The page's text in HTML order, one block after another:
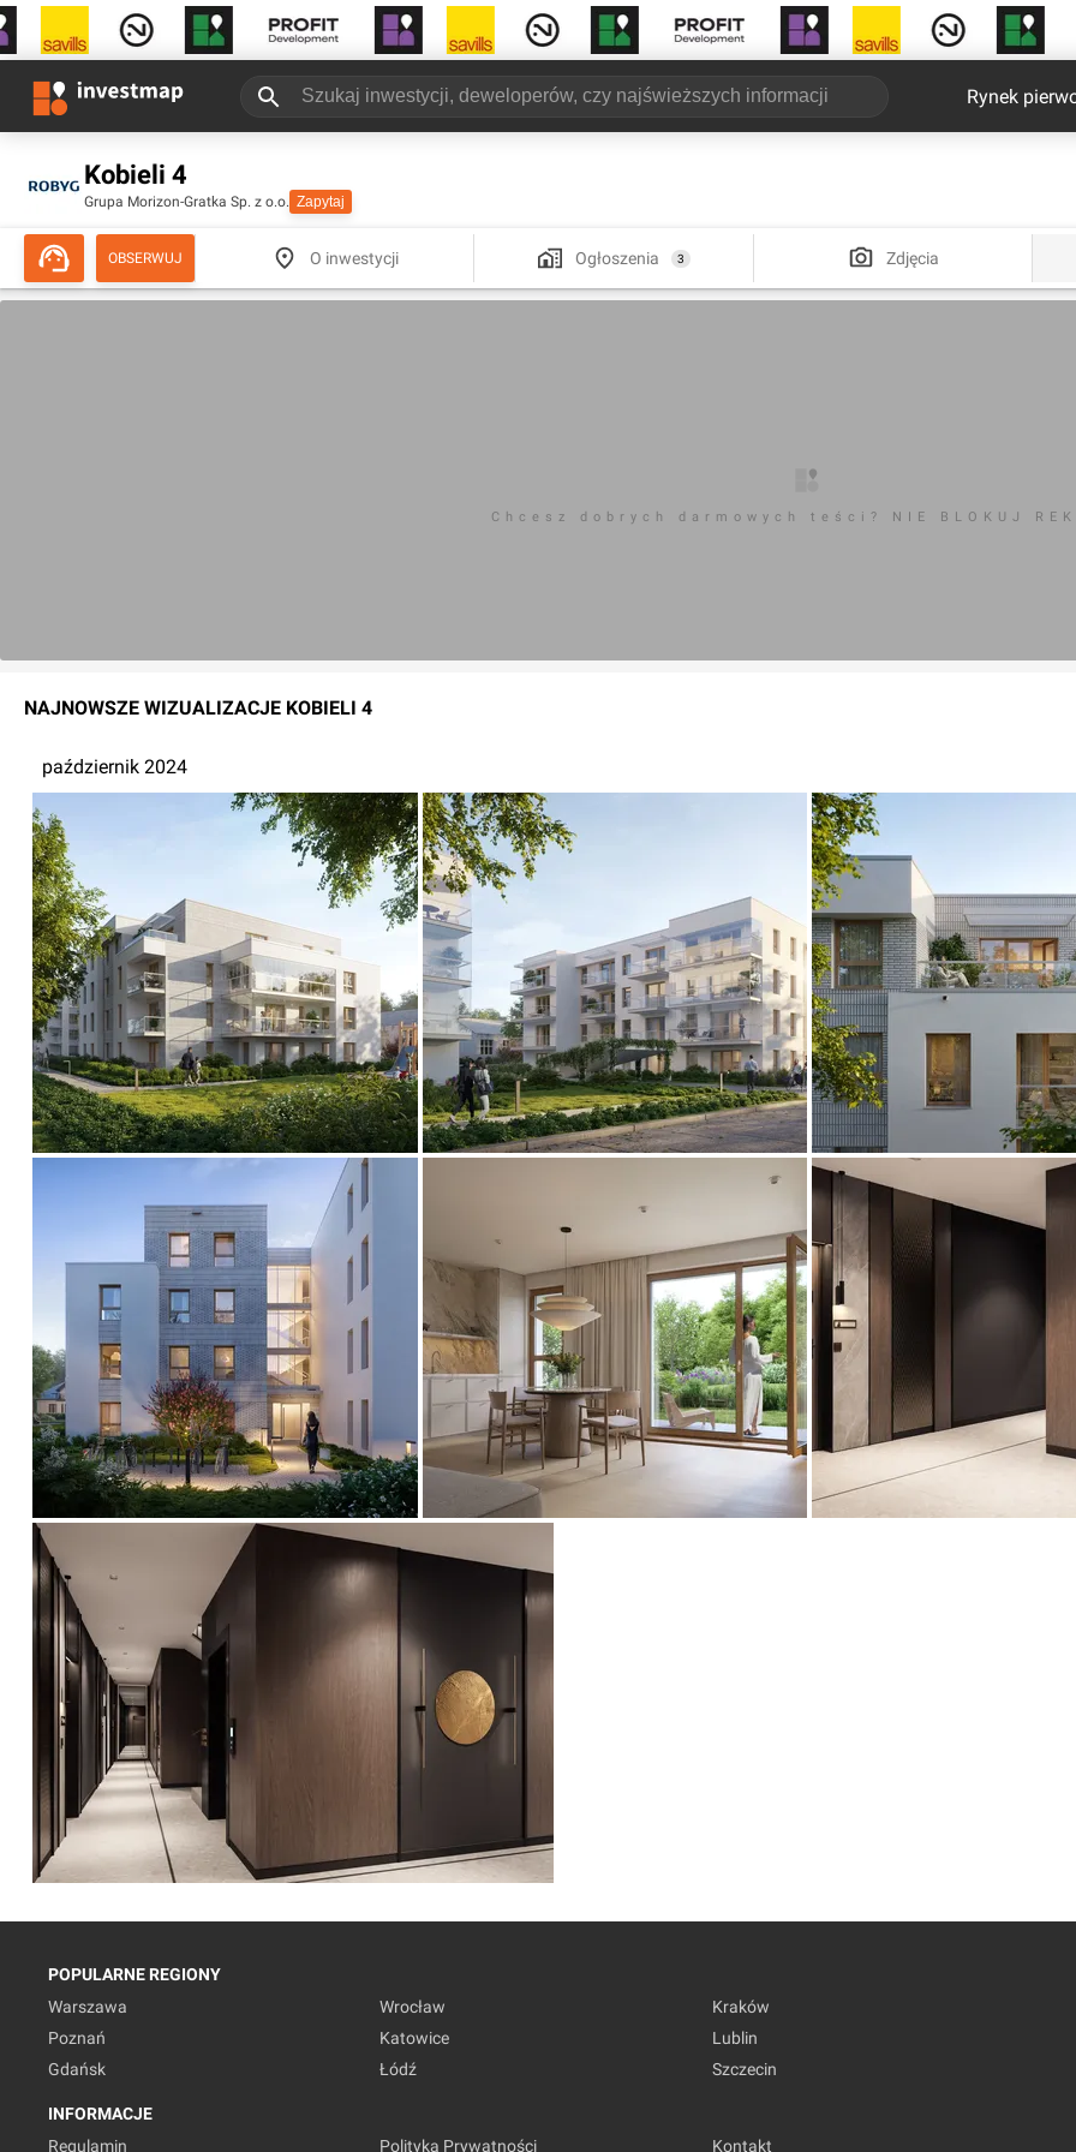
Rynek
Kobieli 4
Grupa Morizon-Gratka Sp. z o.o. Zapytaj
OBSERWUJ O inwestycji Ogłoszenia 3 Zdjęcia
Chcesz dobrych darmowych teści? NIE BLOKUJ
NAJNOWSZE WIZUALIZACJE KOBIELI 4
październik 2024
POPULARNE REGIONY
Warszawa
Wrocław
Kraków
Poznań
Katowice
Lublin
Gdańsk
Łódź Szczecin
INFORMACJE
Regulamin
Polityka Prywatności Kontakt